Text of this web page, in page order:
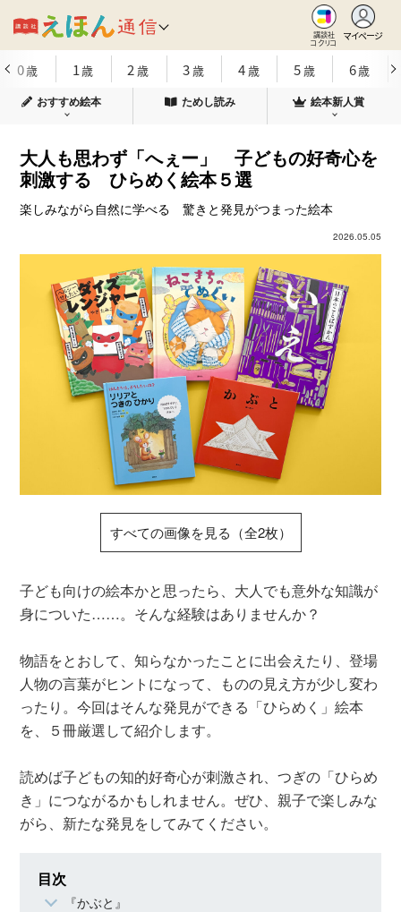
講談社
コクリコ
マイページ
0歳 1歳 2 歳 3歳 4歳 5歳 6歳
おすすめ絵本 ためし読み 絵本新人賞
大人も思わず「へぇー」 子どもの好奇心を
刺激する ひらめく絵本５選
楽しみながら自然に学べる 驚きと発見がつまった絵本
2026.05.05
すべての画像を見る（全2枚）
子ども向けの絵本かと思ったら、大人でも意外な知識が
身についた……。そんな経験はありませんか？
物語をとおして、知らなかったことに出会えたり、登場
人物の言葉がヒントになって、ものの見え方が少し変わ
ったり。今回はそんな発見ができる「ひらめく」絵本
を、５冊厳選して紹介します。
読めば子どもの知的好奇心が刺激され、つぎの「ひらめ
き」につながるかもしれません。ぜひ、親子で楽しみな
がら、新たな発見をしてみてください。
目次
『かぶと』